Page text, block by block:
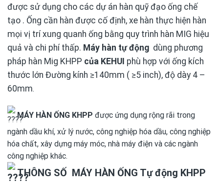
được sử dụng cho các dự án hàn quỹ đạo ống chế
tạo . Ống cần hàn được cố định, xe hàn thực hiện hàn
mọi vị trí xung quanh ống bằng quy trình hàn MIG hiệu
quả và chi phí thấp. Máy hàn tự động dùng phương
pháp hàn Mig KHPP của KEHUI phù hợp với ống kích
thước lớn Đường kính ≥140mm ( ≥5 inch), độ dày 4 –
60mm.
MÁY HÀN ỐNG KHPP được ứng dụng rộng rãi trong
ngành dầu khí, xử lý nước, công nghiệp hóa dầu, công nghiệp
hóa chất, xây dựng máy móc, nhà máy điện và các ngành
công nghiệp khác.
THÔNG SỐ MÁY HÀN ỐNG Tự động KHPP